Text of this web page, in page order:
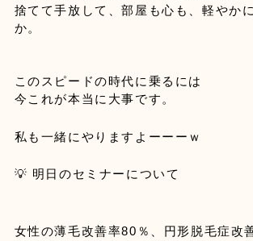
捨てて手放して、部屋も心も、軽やか
このスピードの時代に乗るには
今これが本当に大事です。
私も一緒にやりますよーーーｗ
💡 明日のセミナーについて
女性の薄毛改善率80％、円形脱毛症改